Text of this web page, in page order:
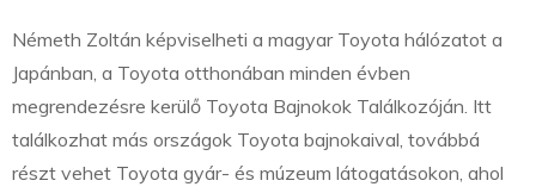
Németh Zoltán képviselheti a magyar Toyota hálózatot a
Japánban, a Toyota otthonában minden évben
megrendezésre kerülő Toyota Bajnokok Találkozóján. Itt
találkozhat más országok Toyota bajnokaival, továbbá
részt vehet Toyota gyár- és múzeum látogatásokon, ahol